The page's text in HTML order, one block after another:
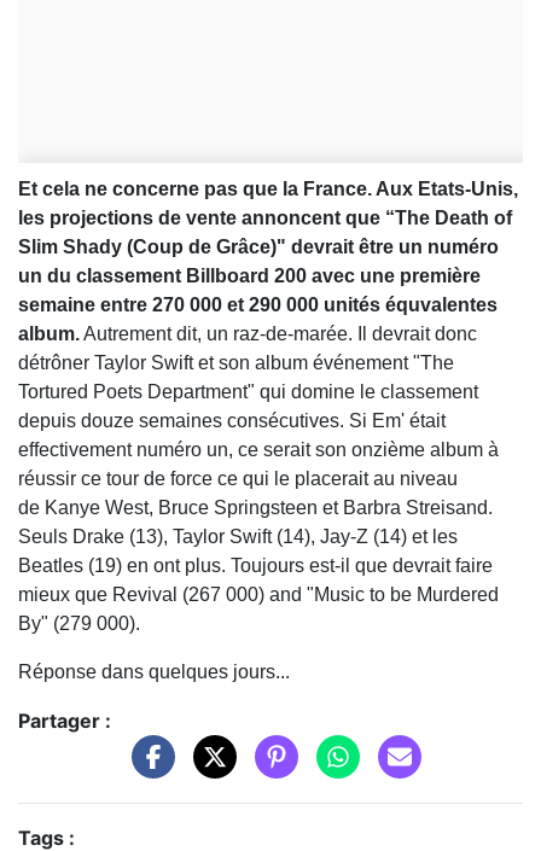
Et cela ne concerne pas que la France. Aux Etats-Unis,
les projections de vente annoncent que “The Death of
Slim Shady (Coup de Grâce)" devrait être un numéro
un du classement Billboard 200 avec une première
semaine entre 270 000 et 290 000 unités équvalentes
album.Autrement dit, un raz-de-marée. Il devrait donc
détrôner Taylor Swift et son album événement "The
Tortured Poets Department" qui domine le classement
depuis douze semaines consécutives. Si Em' était
effectivement numéro un, ce serait son onzième album à
réussir ce tour de force ce qui le placerait au niveau
de Kanye West, Bruce Springsteen et Barbra Streisand.
Seuls Drake (13), Taylor Swift (14), Jay-Z (14) et les
Beatles (19) en ont plus. Toujours est-il que devrait faire
mieux que Revival (267 000) and "Music to be Murdered
By" (279 000).
Réponse dans quelques jours...
Partager :
Tags :